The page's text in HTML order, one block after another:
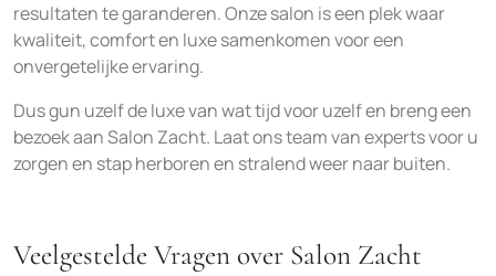
resultaten te garanderen. Onze salon is een plek waar
kwaliteit, comfort en luxe samenkomen voor een
onvergetelijke ervaring.
Dus gun uzelf de luxe van wat tijd voor uzelf en breng een
bezoek aan Salon Zacht. Laat ons team van experts voor u
zorgen en stap herboren en stralend weer naar buiten.
Veelgestelde Vragen over Salon Zacht